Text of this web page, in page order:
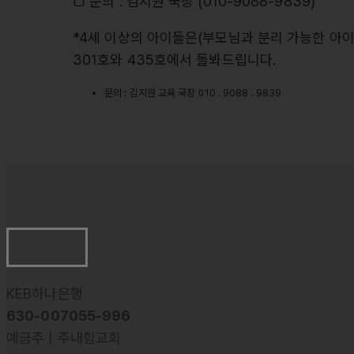
*4세 이상의 아이들은(부모님과 분리 가능한 아
301호와 435호에서 돌봐드립니다.
문의 : 김지원 교육 국장 010 . 9088 . 9839
KEB하나은행
630-007055-996
예금주 | 주내힘교회